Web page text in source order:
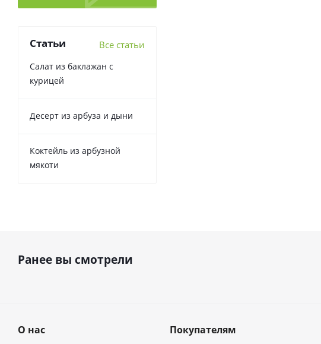
Статьи Все статьи
Салат из баклажан с
курицей
Десерт из арбуза и дыни
Коктейль из арбузной
мякоти
Ранее вы смотрели
О нас Покупателям